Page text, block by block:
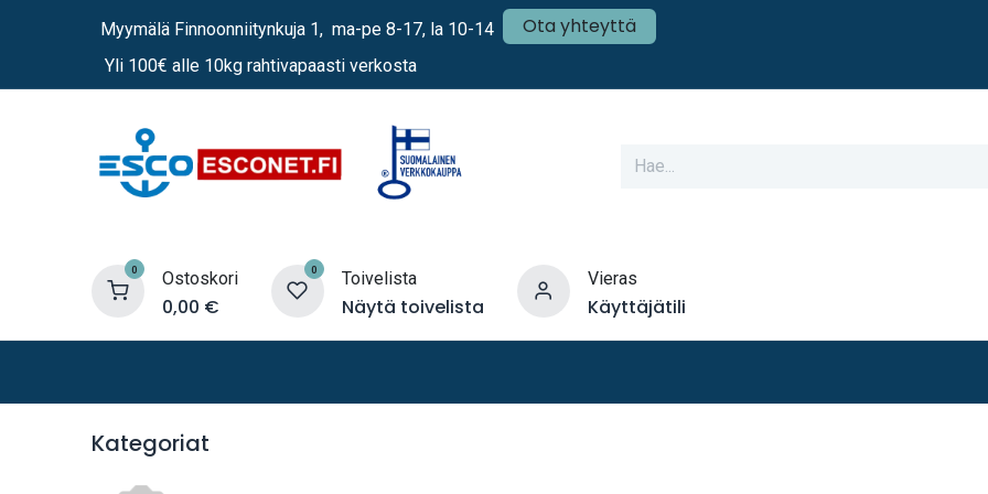
Myymälä Finnoonniitynkuja 1, ma-pe 8-17, la 10-14 Ota yhteyttä
Yli 100€ alle 10kg rahtivapaasti verkosta
0 Ostoskori
0,00 €
0 Toivelista
Näytä toivelista
Vieras
Käyttäjätili
Kategoriat